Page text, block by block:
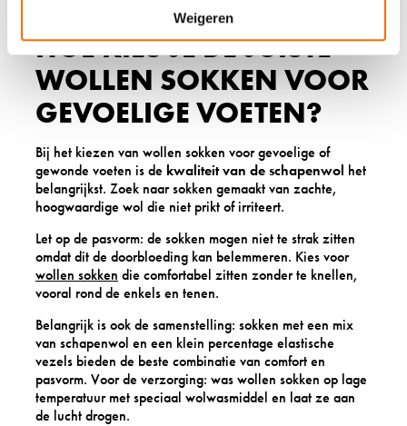
Weigeren
HOE KIES JE DE JUISTE
WOLLEN SOKKEN VOOR
GEVOELIGE VOETEN?
Bij het kiezen van wollen sokken voor gevoelige of
gewonde voeten is de kwaliteit van de schapenwol het
belangrijkst. Zoek naar sokken gemaakt van zachte,
hoogwaardige wol die niet prikt of irriteert.
Let op de pasvorm: de sokken mogen niet te strak zitten
omdat dit de doorbloeding kan belemmeren. Kies voor
wollen sokken die comfortabel zitten zonder te knellen,
vooral rond de enkels en tenen.
Belangrijk is ook de samenstelling: sokken met een mix
van schapenwol en een klein percentage elastische
vezels bieden de beste combinatie van comfort en
pasvorm. Voor de verzorging: was wollen sokken op lage
temperatuur met speciaal wolwasmiddel en laat ze aan
de lucht drogen.